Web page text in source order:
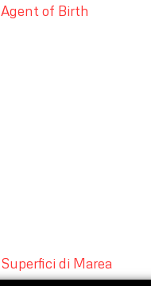
Agent of Birth
Superfici di Marea